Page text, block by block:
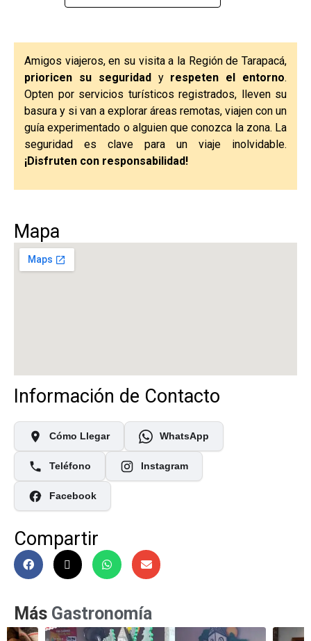
Amigos viajeros, en su visita a la Región de Tarapacá,
prioricen su seguridady respeten el entorno.
Opten por servicios turísticos registrados, lleven su
basura y si van a explorar áreas remotas, viajen con un
guía experimentado o alguien que conozca la zona. La
seguridad es clave para un viaje inolvidable.
¡Disfruten con responsabilidad!
Mapa
Información de Contacto
Cómo Llegar WhatsApp
Teléfono Instagram
Facebook
Compartir
Más Gastronomía